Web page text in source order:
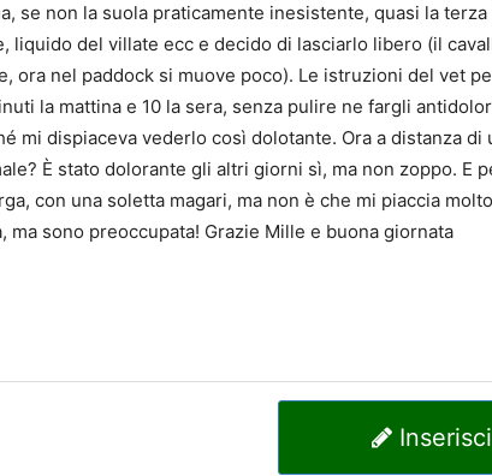
non la suola praticamente inesistente, quasi la terza
del villate ecc e decido di lasciarlo libero (il
ora nel paddock si muove poco). Le istruzioni del vet
la mattina e 10 la sera, senza pulire ne fargli
dispiaceva vederlo così dolotante. Ora a distanza di
È stato dolorante gli altri giorni sì, ma non zoppo. E
con una soletta magari, ma non è che mi piaccia
sono preoccupata! Grazie Mille e buona giornata